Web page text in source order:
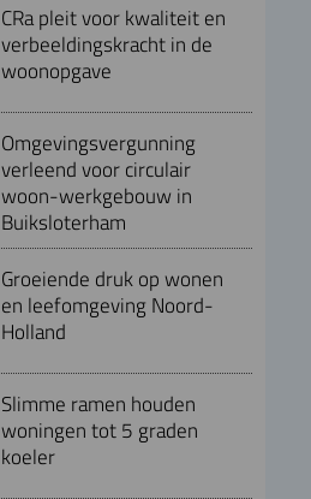
CRa pleit voor kwaliteit en
verbeeldingskracht in de
woonopgave
Omgevingsvergunning
verleend voor circulair
woon-werkgebouw in
Buiksloterham
Groeiende druk op wonen
en leefomgeving Noord-
Holland
Slimme ramen houden
woningen tot 5 graden
koeler